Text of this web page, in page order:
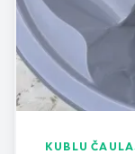
KUBLU